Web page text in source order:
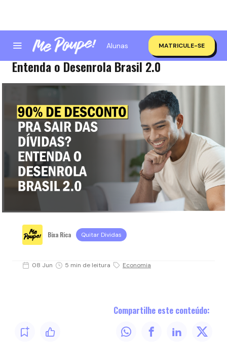
Alunas MATRICULE-SE
90% de desconto pra sair das dívidas?
Entenda o Desenrola Brasil 2.0
Bixa Rica Quitar Dividas
08 Jun 5 min de leitura Economia
Compartilhe este conteúdo: